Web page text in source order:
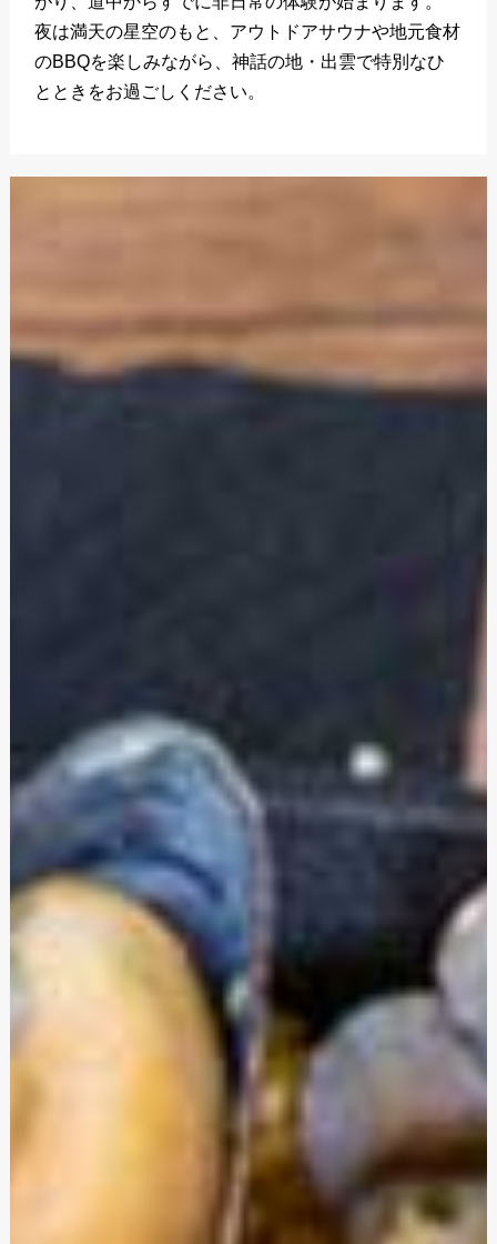
夜は満天の星空のもと、アウトドアサウナや地元食材
のBBQを楽しみながら、神話の地・出雲で特別なひ
とときをお過ごしください。